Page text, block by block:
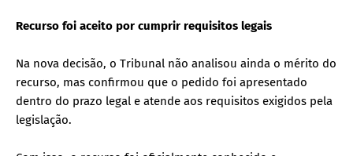
Recurso foi aceito por cumprir requisitos legais
Na nova decisão, o Tribunal não analisou ainda o mérito do
recurso, mas confirmou que o pedido foi apresentado
dentro do prazo legal e atende aos requisitos exigidos pela
legislação.